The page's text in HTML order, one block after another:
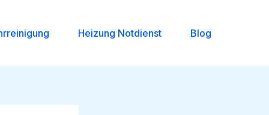
Heizung Notdienst Blog